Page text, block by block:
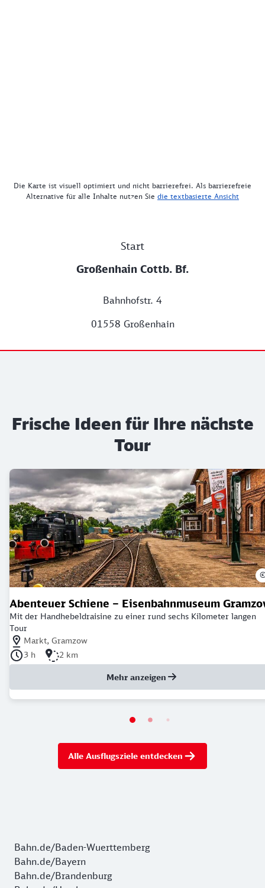
Die Karte ist visuell optimiert und nicht barrierefrei. Als barrierefreie
Alternative für alle Inhalte nutzen Sie die textbasierte Ansicht
Start
Großenhain Cottb. Bf.
Bahnhofstr. 4
01558 Großenhain
Frische Ideen für Ihre nächste
Tour
Abenteuer Schiene – Eisenbahnmuseum
Mit der Handhebeldraisine zu einer rund sechs Kilometer langen
Tour
Nächstgelegener Bahnhof: Markt, Gramzow
Markt, Gramzow
Dauer der Tour: 3 Stunden
3 h Länge der Tour: 2 Kilometer
2 km
Mehr anzeigen
Alle Ausflugsziele entdecken
Bahn.de/Baden-Wuerttemberg
Bahn.de/Bayern
Bahn.de/Brandenburg